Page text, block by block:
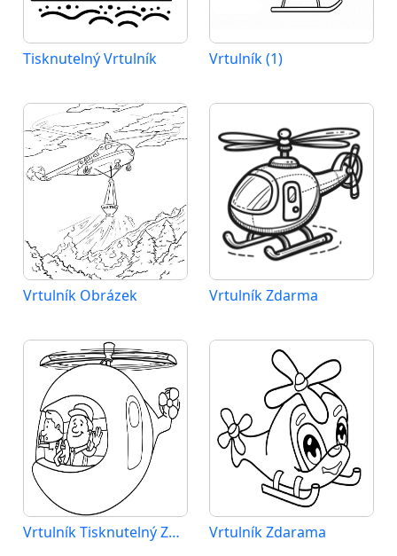
Tisknutelný Vrtulník Vrtulník (1)
Vrtulník Obrázek Vrtulník Zdarma
Vrtulník Tisknutelný Zdarma Vrtulník Zdarama